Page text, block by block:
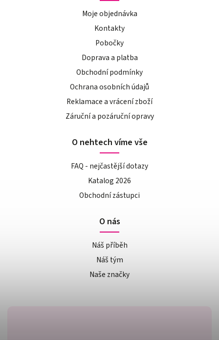
Moje objednávka
Kontakty
Pobočky
Doprava a platba
Obchodní podmínky
Ochrana osobních údajů
Reklamace a vrácení zboží
Záruční a pozáruční opravy
O nehtech víme vše
FAQ - nejčastější dotazy
Katalog 2026
Obchodní zástupci
O nás
Náš příběh
Náš tým
Naše značky